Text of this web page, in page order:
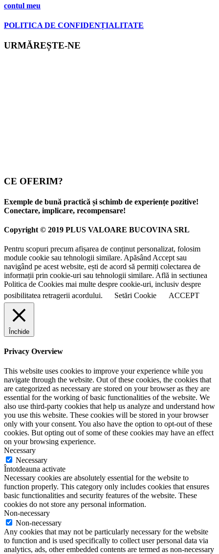
contul meu
POLITICA DE CONFIDENȚIALITATE
URMĂREȘTE-NE
CE OFERIM?
Exemple de bună practică și schimb de experiențe pozitive!
Conectare, implicare, recompensare!
Copyright © 2019 PLUS VALOARE BUCOVINA SRL
Pentru scopuri precum afișarea de conținut personalizat, folosim
module cookie sau tehnologii similare. Apăsând Accept sau
navigând pe acest website, ești de acord să permiți colectarea de
informații prin cookie-uri sau tehnologii similare. Află in sectiunea
Politica de Cookies mai multe despre cookie-uri, inclusiv despre
posibilitatea retragerii acordului.
Setări Cookie ACCEPT
Închide
Privacy Overview
This website uses cookies to improve your experience while you
navigate through the website. Out of these cookies, the cookies that
are categorized as necessary are stored on your browser as they are
essential for the working of basic functionalities of the website. We
also use third-party cookies that help us analyze and understand how
you use this website. These cookies will be stored in your browser
only with your consent. You also have the option to opt-out of these
cookies. But opting out of some of these cookies may have an effect
on your browsing experience.
Necessary
Necessary
Întotdeauna activate
Necessary cookies are absolutely essential for the website to
function properly. This category only includes cookies that ensures
basic functionalities and security features of the website. These
cookies do not store any personal information.
Non-necessary
Non-necessary
Any cookies that may not be particularly necessary for the website
to function and is used specifically to collect user personal data via
analytics, ads, other embedded contents are termed as non-necessary